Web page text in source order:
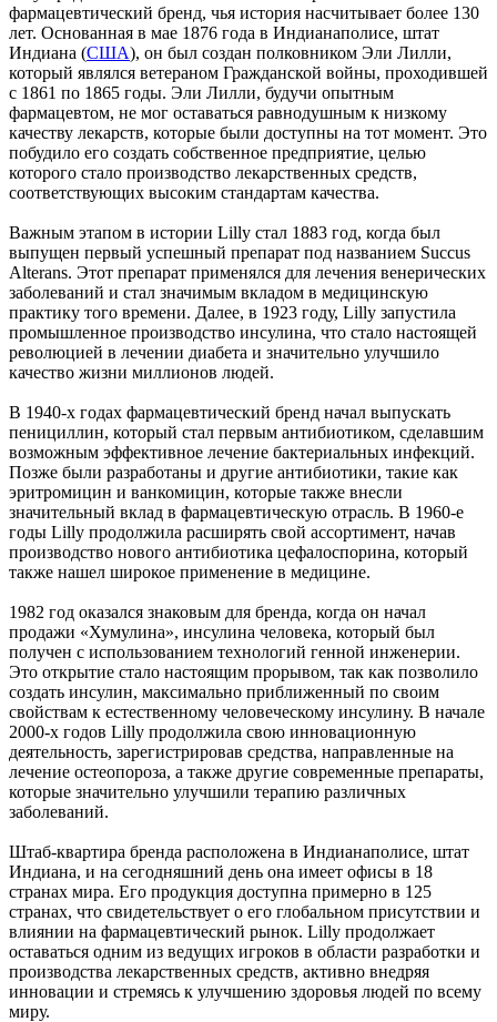
фармацевтический бренд, чья история насчитывает более 130
лет. Основанная в мае 1876 года в Индианаполисе, штат
Индиана (США), он был создан полковником Эли Лилли,
который являлся ветераном Гражданской войны, проходившей
с 1861 по 1865 годы. Эли Лилли, будучи опытным
фармацевтом, не мог оставаться равнодушным к низкому
качеству лекарств, которые были доступны на тот момент. Это
побудило его создать собственное предприятие, целью
которого стало производство лекарственных средств,
соответствующих высоким стандартам качества.
Важным этапом в истории Lilly стал 1883 год, когда был
выпущен первый успешный препарат под названием Succus
Alterans. Этот препарат применялся для лечения венерических
заболеваний и стал значимым вкладом в медицинскую
практику того времени. Далее, в 1923 году, Lilly запустила
промышленное производство инсулина, что стало настоящей
революцией в лечении диабета и значительно улучшило
качество жизни миллионов людей.
В 1940-х годах фармацевтический бренд начал выпускать
пенициллин, который стал первым антибиотиком, сделавшим
возможным эффективное лечение бактериальных инфекций.
Позже были разработаны и другие антибиотики, такие как
эритромицин и ванкомицин, которые также внесли
значительный вклад в фармацевтическую отрасль. В 1960-е
годы Lilly продолжила расширять свой ассортимент, начав
производство нового антибиотика цефалоспорина, который
также нашел широкое применение в медицине.
1982 год оказался знаковым для бренда, когда он начал
продажи «Хумулина», инсулина человека, который был
получен с использованием технологий генной инженерии.
Это открытие стало настоящим прорывом, так как позволило
создать инсулин, максимально приближенный по своим
свойствам к естественному человеческому инсулину. В начале
2000-х годов Lilly продолжила свою инновационную
деятельность, зарегистрировав средства, направленные на
лечение остеопороза, а также другие современные препараты,
которые значительно улучшили терапию различных
заболеваний.
Штаб-квартира бренда расположена в Индианаполисе, штат
Индиана, и на сегодняшний день она имеет офисы в 18
странах мира. Его продукция доступна примерно в 125
странах, что свидетельствует о его глобальном присутствии и
влиянии на фармацевтический рынок. Lilly продолжает
оставаться одним из ведущих игроков в области разработки и
производства лекарственных средств, активно внедряя
инновации и стремясь к улучшению здоровья людей по всему
миру.